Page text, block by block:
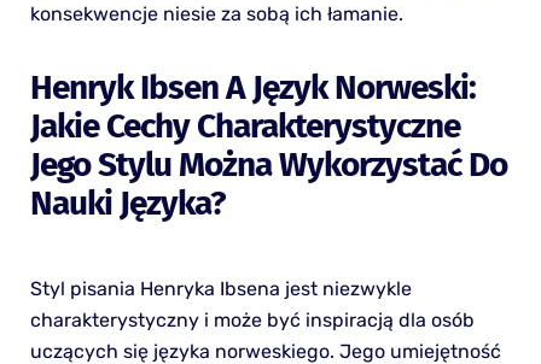
konsekwencje niesie za sobą ich łamanie.
Henryk Ibsen A Język Norweski:
Jakie Cechy Charakterystyczne
Jego Stylu Można Wykorzystać Do
Nauki Języka?
Styl pisania Henryka Ibsena jest niezwykle
charakterystyczny i może być inspiracją dla osób
uczących się języka norweskiego. Jego umiejętność